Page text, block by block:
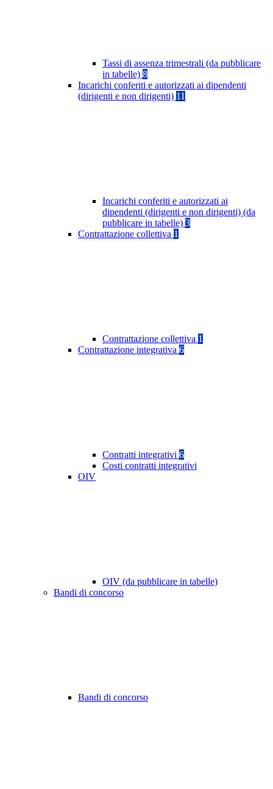
Tassi di assenza trimestrali (da pubblicare
in tabelle) 8
Incarichi conferiti e autorizzati ai dipendenti
(dirigenti e non dirigenti) 11
Incarichi conferiti e autorizzati ai
dipendenti (dirigenti e non dirigenti) (da
pubblicare in tabelle) 3
Contrattazione collettiva 1
Contrattazione collettiva 1
Contrattazione integrativa 6
Contratti integrativi 6
Costi contratti integrativi
OIV
OIV (da pubblicare in tabelle)
Bandi di concorso
Bandi di concorso